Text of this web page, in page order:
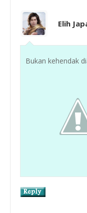
Elih
Bukan kehendak